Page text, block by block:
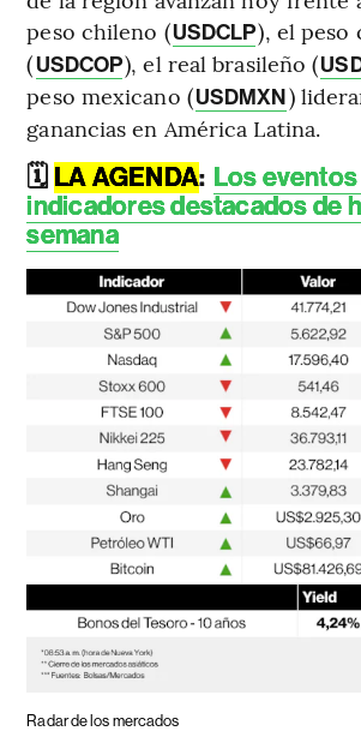
peso chileno (USDCLP), el peso
(USDCOP), el real brasileño (
peso mexicano (USDMXN)
ganancias en América Latina.
🗓️ LA AGENDA: Los eventos
indicadores destacados de
semana
Radar de los mercados